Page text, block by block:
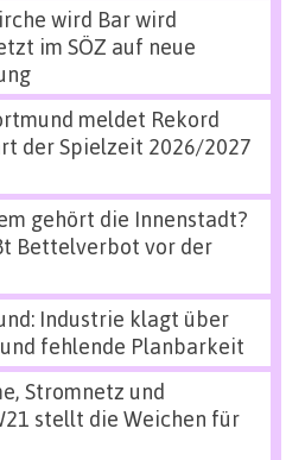
wird Bar wird
im SÖZ auf neue
meldet Rekord
der Spielzeit 2026/2027
gehört die Innenstadt?
Bettelverbot vor der
Industrie klagt über
fehlende Planbarkeit
Stromnetz und
stellt die Weichen für